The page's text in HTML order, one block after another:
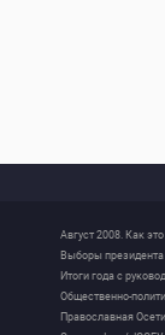
Август 2008. Как
Выборы
Итоги года с
Общественно-
Православная